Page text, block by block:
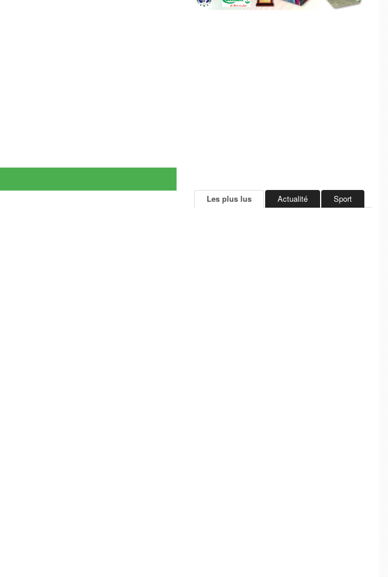
Les plus lus Actualité Sport